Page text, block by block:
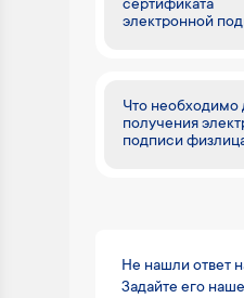
сертификата
электронной
Что необходимо
получения
подписи
Не нашли ответ
Задайте его